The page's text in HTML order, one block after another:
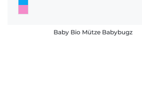
Baby Bio Mütze Babybugz